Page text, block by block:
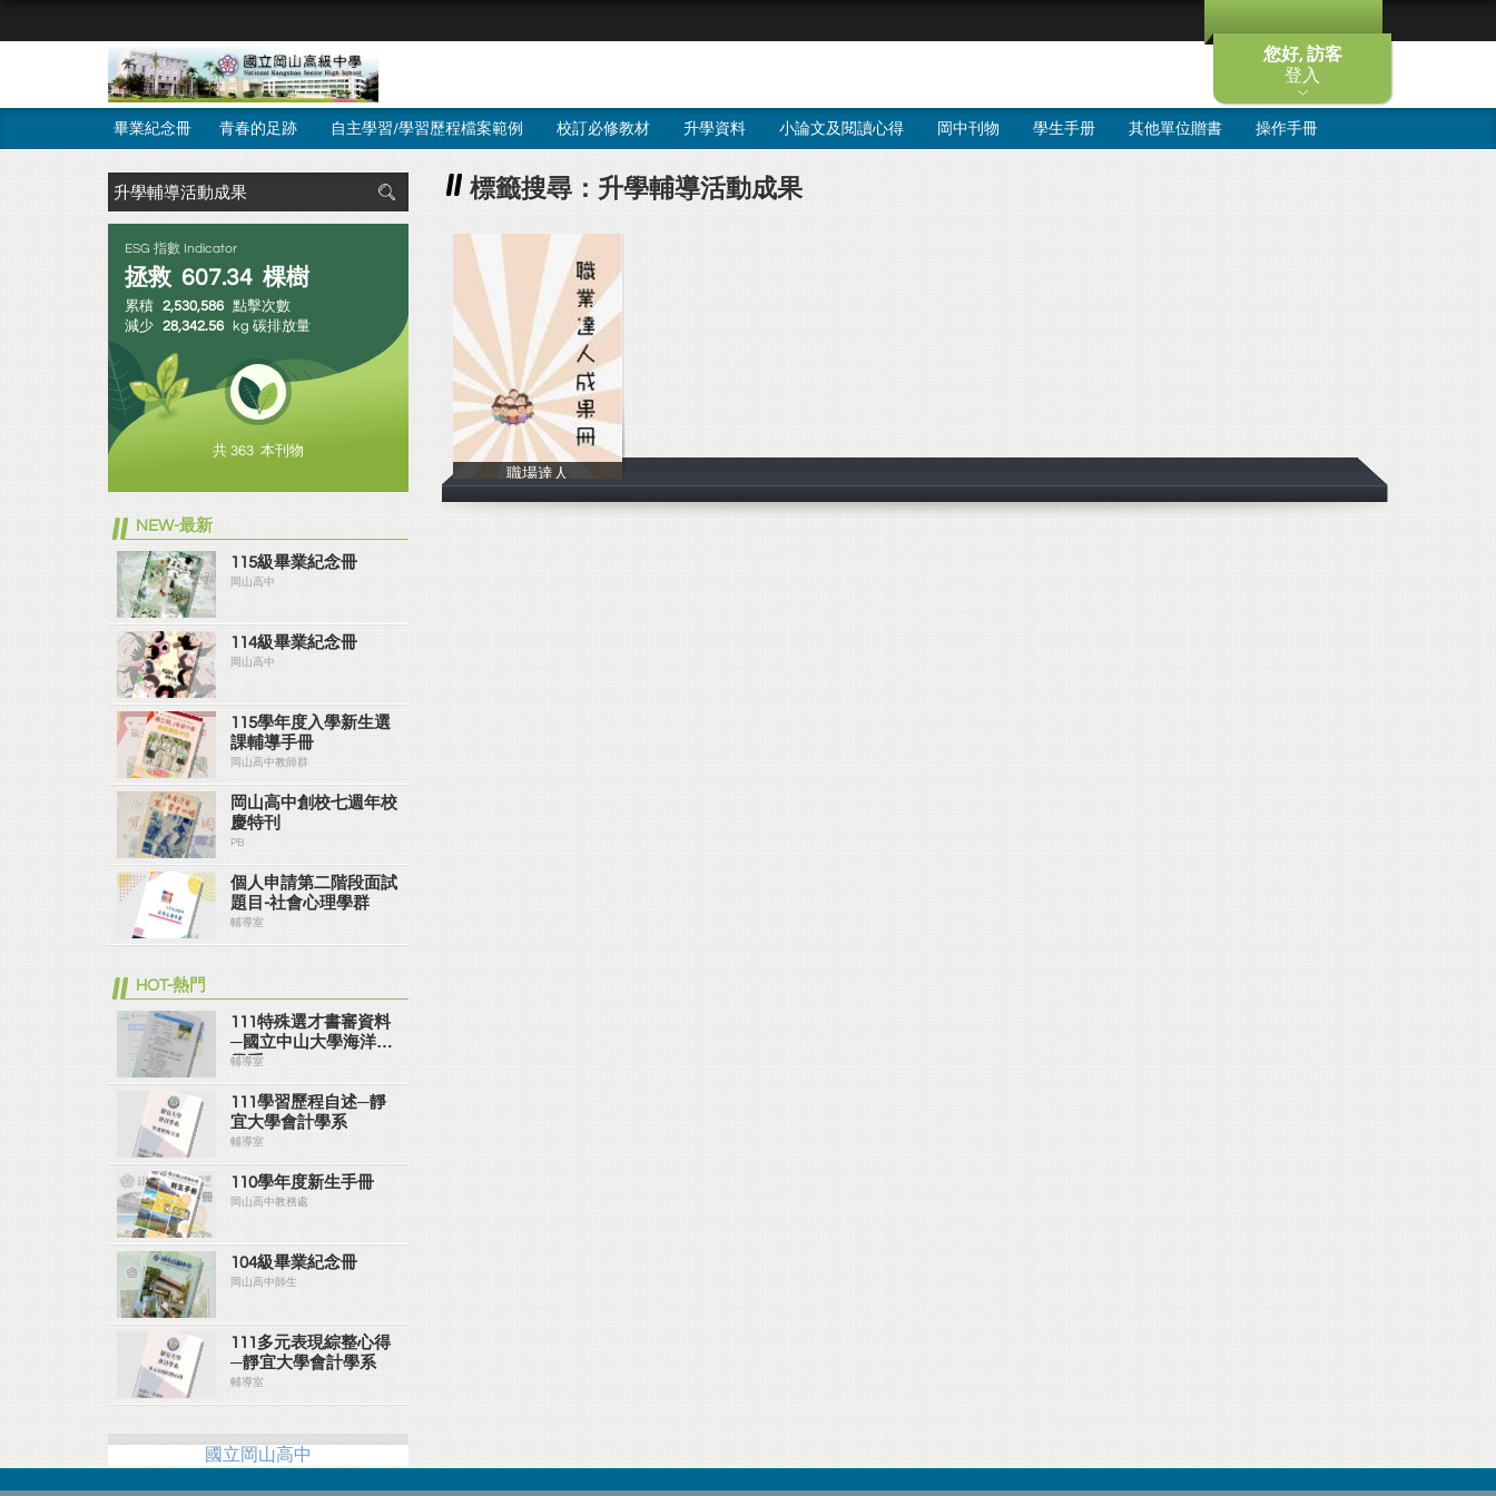
您好, 訪客
登入
畢業紀念冊 青春的足跡 自主學習/學習歷程檔案範例 校訂必修教材 升學資料 小論文及閱讀心得 岡中刊物 學生手册 其他單位贈書 操作手冊
標籤搜尋：升學輔導活動成果
職場達人
輔導室
ESG 指數 Indicator
拯救 607.34 棵樹
累積 2,530,586 點擊次數
減少 28,342.56 kg 碳排放量
共 363 本刊物
NEW-最新
115級畢業紀念冊
岡山高中
114級畢業紀念冊
岡山高中
115學年度入學新生選
課輔導手冊
岡山高中教師群
岡山高中創校七週年校
慶特刊
PB
個人申請第二階段面試
題目-社會心理學群
輔導室
HOT-熱門
111特殊選才書審資料
─國立中山大學海洋科
學系
輔導室
111學習歷程自述─靜
宜大學會計學系
輔導室
110學年度新生手冊
岡山高中教務處
104級畢業紀念冊
岡山高中師生
111多元表現綜整心得
─靜宜大學會計學系
輔導室
國立岡山高中